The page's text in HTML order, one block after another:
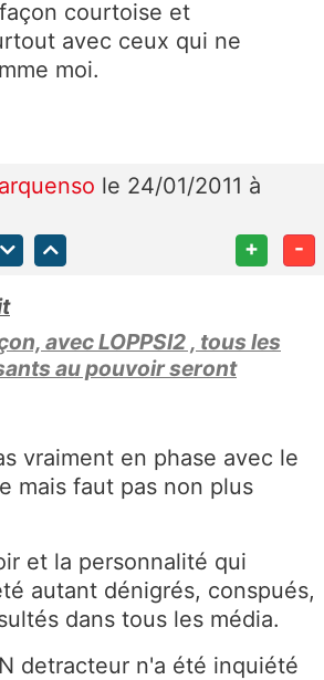
courtoise et
avec ceux qui ne
moi.
arquenso le 24/01/2011 à
+ -
avec LOPPSI2 , tous les
au pouvoir seront
vraiment en phase avec le
mais faut pas non plus
et la personnalité qui
autant dénigrés, conspués,
dans tous les média.
detracteur n'a été inquiété